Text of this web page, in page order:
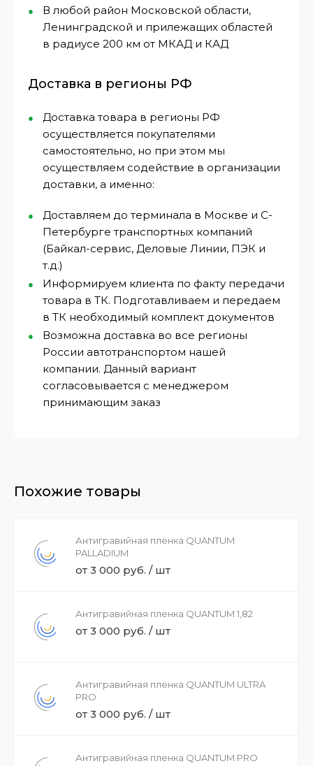
В любой район Московской области,
Ленинградской и прилежащих областей
в радиусе 200 км от МКАД и КАД
Доставка в регионы РФ
Доставка товара в регионы РФ
осуществляется покупателями
самостоятельно, но при этом мы
осуществляем содействие в организации
доставки, а именно:
Доставляем до терминала в Москве и С-
Петербурге транспортных компаний
(Байкал-сервис, Деловые Линии, ПЭК и
т.д.)
Информируем клиента по факту передачи
товара в ТК. Подготавливаем и передаем
в ТК необходимый комплект документов
Возможна доставка во все регионы
России автотранспортом нашей
компании. Данный вариант
согласовывается с менеджером
принимающим заказ
Похожие товары
Антигравийная пленка QUANTUM
PALLADIUM
от 3 000 руб. / шт
Антигравийная пленка QUANTUM 1,82
от 3 000 руб. / шт
Антигравийная пленка QUANTUM ULTRA
PRO
от 3 000 руб. / шт
Антигравийная пленка QUANTUM PRO